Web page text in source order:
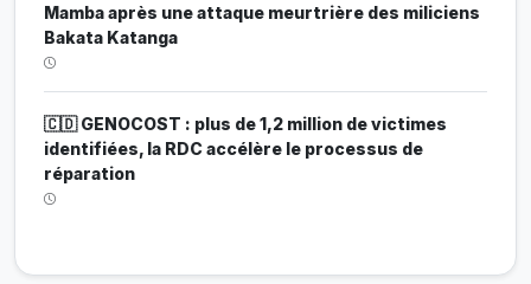
Mamba après une attaque meurtrière des miliciens
Bakata Katanga
🇨🇩 GENOCOST : plus de 1,2 million de victimes
identifiées, la RDC accélère le processus de
réparation